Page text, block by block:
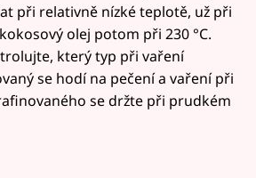
při relativně nízké teplotě, už při
olej potom při 230 °C.
který typ při vaření
se hodí na pečení a vaření při
se držte při prudkém